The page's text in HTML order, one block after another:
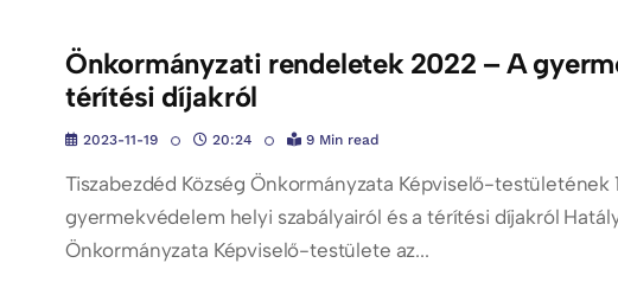
Önkormányzati rendeletek 2022 – A
térítési díjakról
2023-11-19 20:24 9 Min read
Tiszabezdéd Község Önkormányzata Képviselő-
gyermekvédelem helyi szabályairól és a térítési díjakról
Önkormányzata Képviselő-testülete az...